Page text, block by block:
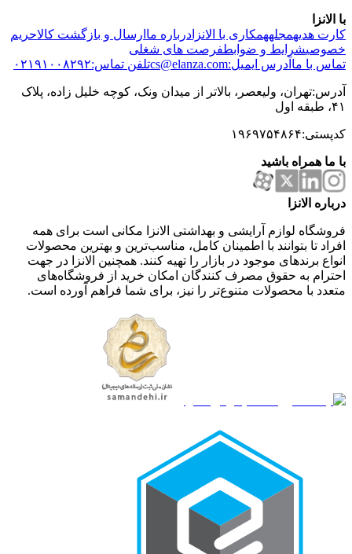
با الانزا
کارت هدیهمجلههمکاری با الانزا درباره ما ارسال و بازگشت کالاحریم
خصوصیشرایط و ضوابطفرصت های شغلی
تماس با ما آدرس ایمیل:cs@elanza.com تلفن تماس:۰۲۱۹۱۰۰۸۲۹۲
آدرس:تهران، ولیعصر، بالاتر از میدان ونک، کوچه خلیل زاده، پلاک
۴۱، طبقه اول
کدپستی:۱۹۶۹۷۵۴۸۶۴
با ما همراه باشید
درباره الانزا
فروشگاه لوازم آرایشی و بهداشتی الانزا مکانی است برای همه
افراد تا بتوانند با اطمینان کامل، مناسب‌ترین و بهترین محصولات
انواع برندهای موجود در بازار را تهیه کنند. همچنین الانزا در جهت
احترام به حقوق مصرف کنندگان امکان خرید از فروشگاه‌های
متعدد با محصولات متنوع‌تر را نیز، برای شما فراهم آورده است.